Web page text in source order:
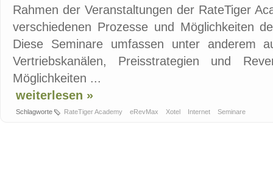
Rahmen der Veranstaltungen der RateTiger
verschiedenen Prozesse und Möglichkeiten
Diese Seminare umfassen unter anderem
Vertriebskanälen, Preisstrategien und
Möglichkeiten ...
weiterlesen »
Schlagworte RateTiger Academy eRevMax Xotel Internet Seminare